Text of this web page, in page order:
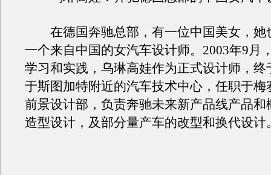
在德国奔驰总部，有一位中国美女，她
一个来自中国的女汽车设计师。2003年9月
学习和实践，乌琳高娃作为正式设计师，终
于斯图加特附近的汽车技术中心，任职于梅
前景设计部，负责奔驰未来新产品线产品和
造型设计，及部分量产车的改型和换代设计